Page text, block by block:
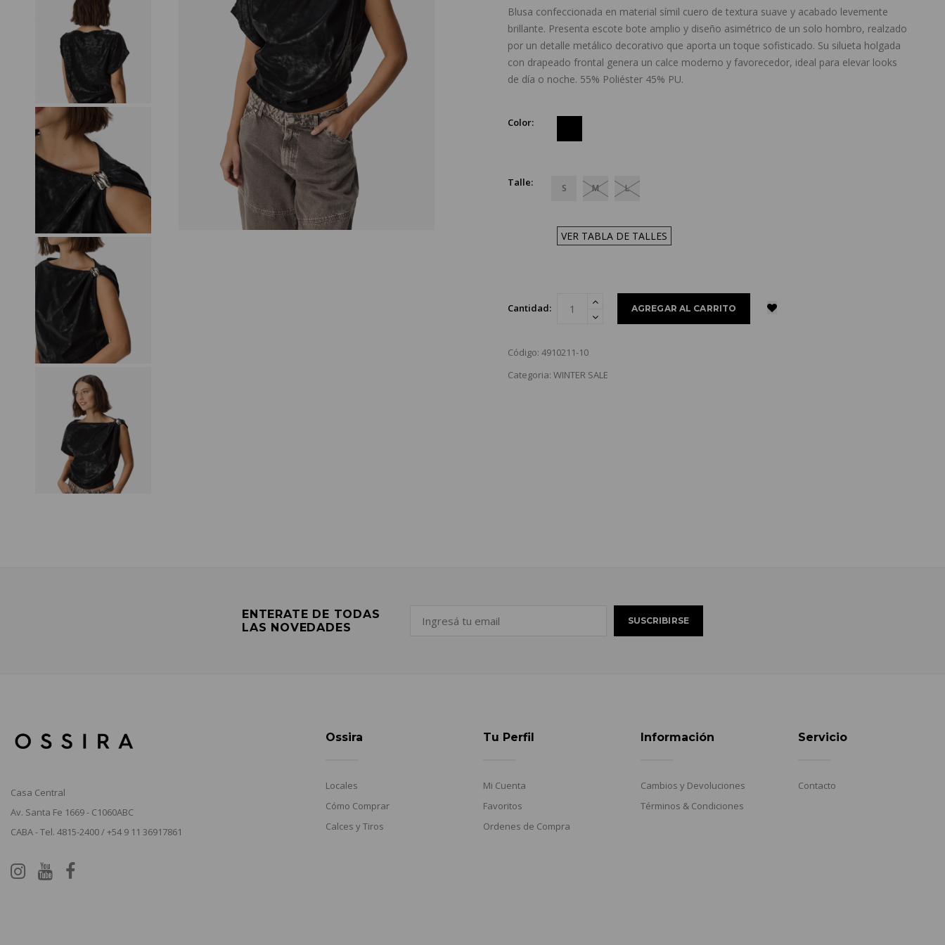
Blusa confeccionada en material símil cuero de textura suave y acabado levemente
brillante. Presenta escote bote amplio y diseño asimétrico de un solo hombro, realzado
por un detalle metálico decorativo que aporta un toque sofisticado. Su silueta holgada
con drapeado frontal genera un calce moderno y favorecedor, ideal para elevar looks
de día o noche. 55% Poliéster 45% PU.
Color:
Talle: S M L
VER TABLA DE TALLES
Cantidad:
Código: 4910211-10
Categoria: WINTER SALE
ENTERATE DE TODAS
LAS NOVEDADES
Casa Central
Av. Santa Fe 1669 - C1060ABC
CABA - Tel. 4815-2400 / +54 9 11 36917861
Ossira
Locales
Cómo Comprar
Calces y Tiros
Tu Perfil
Mi Cuenta
Favoritos
Ordenes de Compra
Información
Cambios y Devoluciones
Términos & Condiciones
Servicio
Contacto